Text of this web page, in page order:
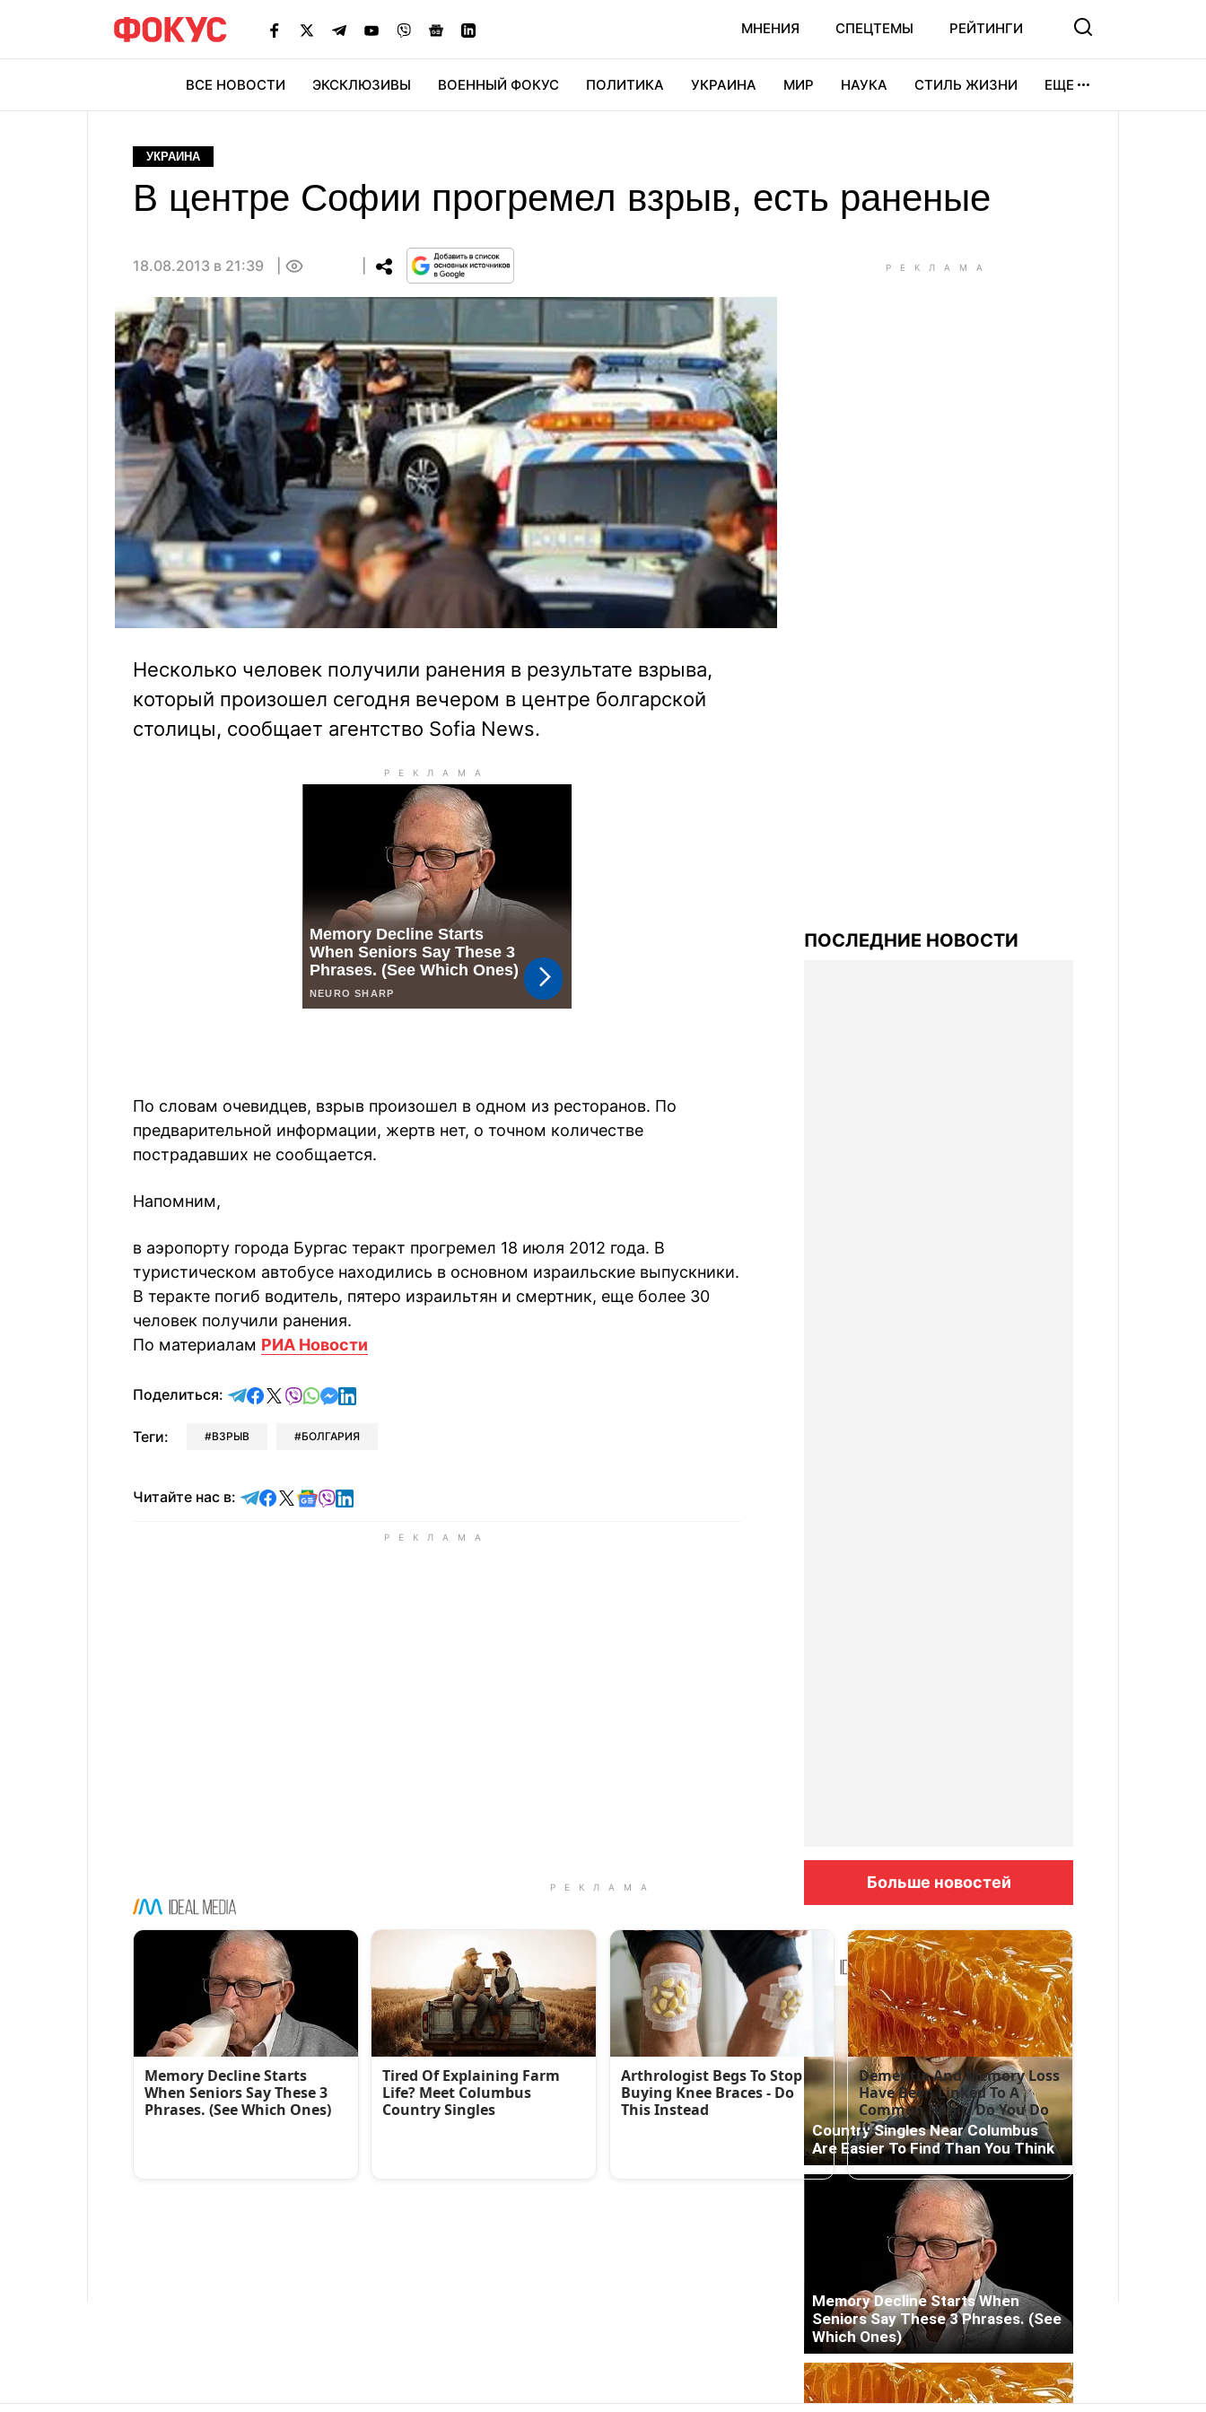
МНЕНИЯ СПЕЦТЕМЫ РЕЙТИНГИ
ВСЕ НОВОСТИ ЭКСКЛЮЗИВЫ ВОЕННЫЙ ФОКУС ПОЛИТИКА УКРАИНА МИР НАУКА СТИЛЬ ЖИЗНИ ЕЩЕ
УКРАИНА
В центре Софии прогремел взрыв, есть раненые
18.08.2013 в 21:39
Несколько человек получили ранения в результате взрыва,
который произошел сегодня вечером в центре болгарской
столицы, сообщает агентство Sofia News.
По словам очевидцев, взрыв произошел в одном из ресторанов. По
предварительной информации, жертв нет, о точном количестве
пострадавших не сообщается.
Напомним,
в аэропорту города Бургас теракт прогремел 18 июля 2012 года. В
туристическом автобусе находились в основном израильские выпускники.
В теракте погиб водитель, пятеро израильтян и смертник, еще более 30
человек получили ранения.
По материалам РИА Новости
Поделиться: отправить в Telegram
поделиться в Facebook
поделиться в X
отправить в Viber
отправить в Whatsapp
отправить в Messenger
отправить в LinkedIn
Теги: ВЗРЫВ БОЛГАРИЯ
Читайте нас в: Читайте в Telegram
Читайте в Facebook
Читайте в X
Читайте в Google news
Читайте в Viber
Читайте в LinkedIn
ПОСЛЕДНИЕ НОВОСТИ
Больше новостей